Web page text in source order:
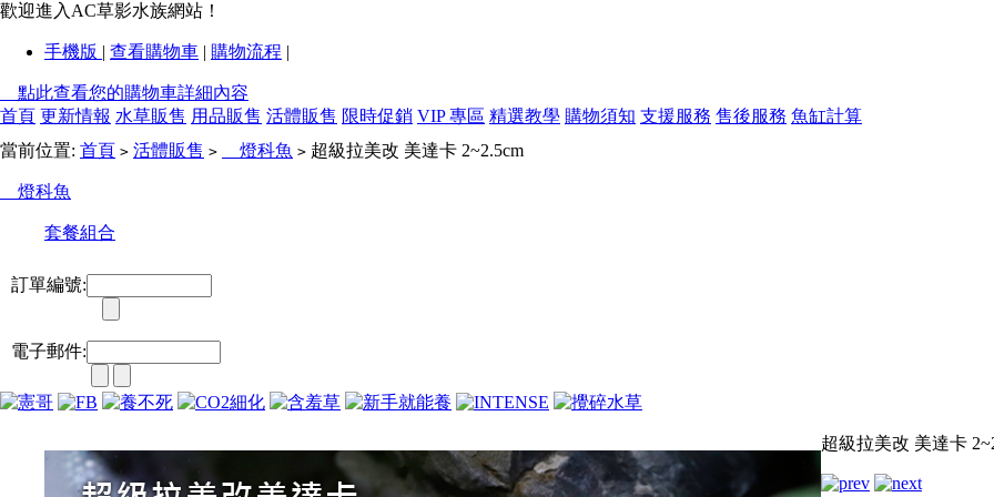
歡迎進入AC草影水族網站！
手機版 | 查看購物車 | 購物流程 |
點此查看您的購物車詳細內容
首頁 更新情報 水草販售 用品販售 活體販售 限時促銷 VIP 專區 精選教學 購物須知 支援服務 售後服務 魚缸計算
當前位置: 首頁 > 活體販售 > 燈科魚 > 超級拉美改 美達卡 2~2.5cm
燈科魚
套餐組合
訂單編號:
電子郵件:
超級拉美改 美達卡